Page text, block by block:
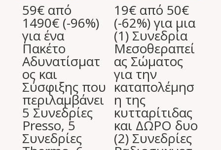
59€ από
1490€ (-96%)
για ένα
Πακέτο
Αδυνατίσματ
ος και
Σύσφιξης που
περιλαμβάνει
5 Συνεδρίες
Presso, 5
Συνεδρίες
19€ από 50€
(-62%) για μια
(1) Συνεδρία
Μεσοθεραπεί
ας Σώματος
για την
καταπολέμησ
η της
κυτταρίτιδας
και ΔΩΡΟ δυο
(2) Συνεδρίες